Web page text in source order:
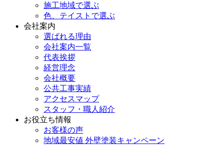
施工地域で選ぶ
色、テイストで選ぶ
会社案内
選ばれる理由
会社案内一覧
代表挨拶
経営理念
会社概要
公共工事実績
アクセスマップ
スタッフ・職人紹介
お役立ち情報
お客様の声
地域最安値 外壁塗装キャンペーン